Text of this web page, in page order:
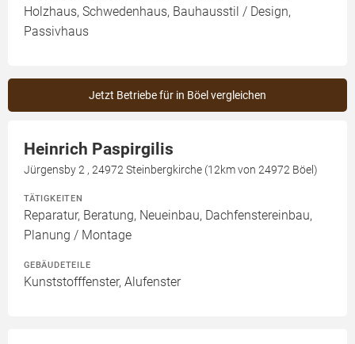
Holzhaus, Schwedenhaus, Bauhausstil / Design,
Passivhaus
Jetzt Betriebe für in Böel vergleichen
Heinrich Paspirgilis
Jürgensby 2 , 24972 Steinbergkirche (12km von 24972 Böel)
TÄTIGKEITEN
Reparatur, Beratung, Neueinbau, Dachfenstereinbau,
Planung / Montage
GEBÄUDETEILE
Kunststofffenster, Alufenster